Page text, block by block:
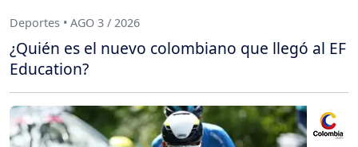
Deportes • AGO 3 / 2026
¿Quién es el nuevo colombiano que llegó al EF
Education?